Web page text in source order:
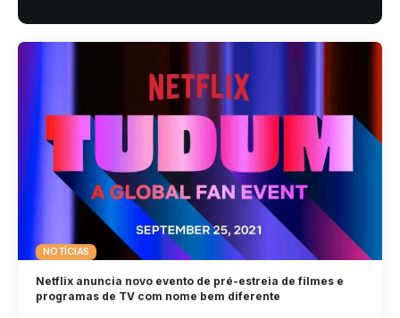
NOTÍCIAS
Netflix anuncia novo evento de pré-estreia de filmes e
programas de TV com nome bem diferente